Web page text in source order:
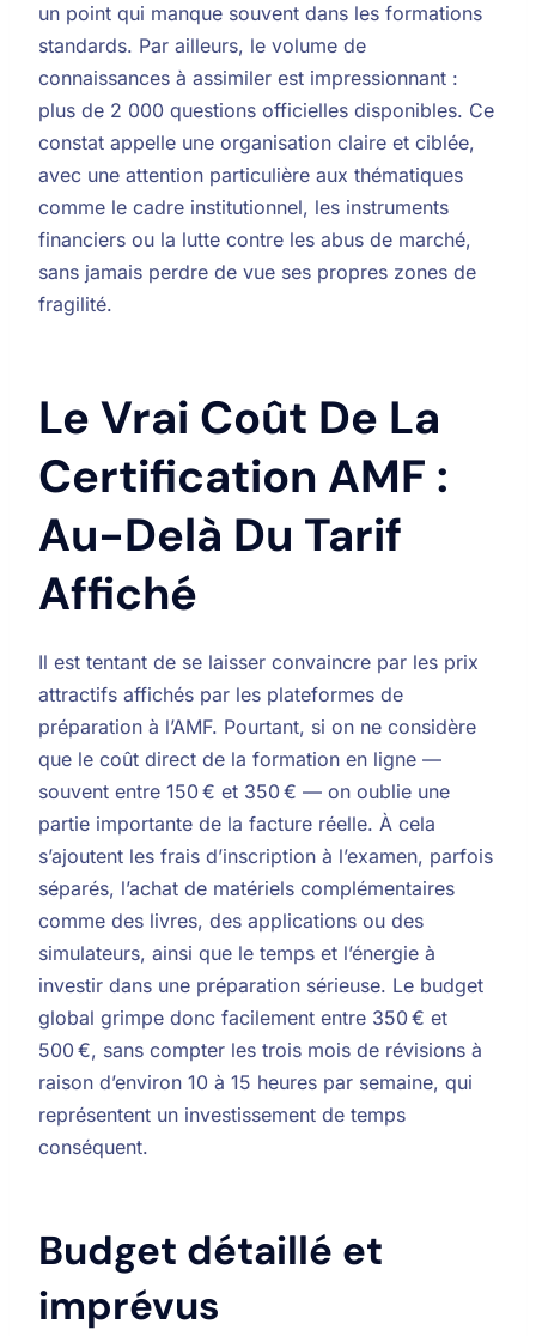
un point qui manque souvent dans les formations
standards. Par ailleurs, le volume de
connaissances à assimiler est impressionnant :
plus de 2 000 questions officielles disponibles. Ce
constat appelle une organisation claire et ciblée,
avec une attention particulière aux thématiques
comme le cadre institutionnel, les instruments
financiers ou la lutte contre les abus de marché,
sans jamais perdre de vue ses propres zones de
fragilité.
Le Vrai Coût De La
Certification AMF :
Au-Delà Du Tarif
Affiché
Il est tentant de se laisser convaincre par les prix
attractifs affichés par les plateformes de
préparation à l’AMF. Pourtant, si on ne considère
que le coût direct de la formation en ligne —
souvent entre 150 € et 350 € — on oublie une
partie importante de la facture réelle. À cela
s’ajoutent les frais d’inscription à l’examen, parfois
séparés, l’achat de matériels complémentaires
comme des livres, des applications ou des
simulateurs, ainsi que le temps et l’énergie à
investir dans une préparation sérieuse. Le budget
global grimpe donc facilement entre 350 € et
500 €, sans compter les trois mois de révisions à
raison d’environ 10 à 15 heures par semaine, qui
représentent un investissement de temps
conséquent.
Budget détaillé et
imprévus